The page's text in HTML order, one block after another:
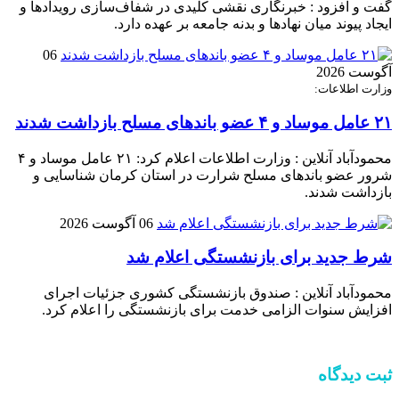
گفت و افزود : خبرنگاری نقشی کلیدی در شفاف‌سازی رویدادها و
ایجاد پیوند میان نهادها و بدنه جامعه بر عهده دارد.
06
آگوست 2026
وزارت اطلاعات:
۲۱ عامل موساد و ۴ عضو باند‌های مسلح بازداشت شدند
محمودآباد آنلاین : وزارت اطلاعات اعلام کرد: ۲۱ عامل موساد و ۴
شرور عضو باند‌های مسلح شرارت در استان کرمان شناسایی و
بازداشت شدند.
06 آگوست 2026
شرط جدید برای بازنشستگی اعلام شد
محمودآباد آنلاین : صندوق بازنشستگی کشوری جزئیات اجرای
افزایش سنوات الزامی خدمت برای بازنشستگی را اعلام کرد.
ثبت دیدگاه